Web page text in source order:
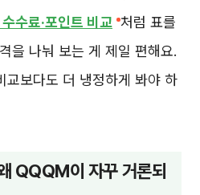
수료·포인트 비교 처럼 표를
을 나눠 보는 게 제일 편해요.
교보다도 더 냉정하게 봐야 하
QQQM이 자꾸 거론되